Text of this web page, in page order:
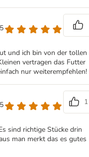
und ich bin von der tollen
vertragen das Futter
nur weiterempfehlen!
1
sind richtige Stücke drin
man merkt das es gutes